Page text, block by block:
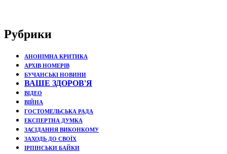
Рубрики
АНОНІМНА КРИТИКА
АРХІВ НОМЕРІВ
БУЧАНСЬКІ НОВИНИ
ВАШЕ ЗДОРОВ'Я
ВІДЕО
ВІЙНА
ГОСТОМЕЛЬСЬКА РАДА
ЕКСПЕРТНА ДУМКА
ЗАСІДАННЯ ВИКОНКОМУ
ЗАХОДЬ ДО СВОЇХ
ІРПІНСЬКИ БАЙКИ